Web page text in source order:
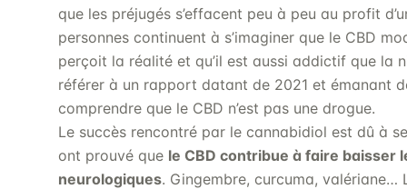
que les préjugés s’effacent peu à peu au profit
personnes continuent à s’imaginer que le CBD
perçoit la réalité et qu’il est aussi addictif que la
référer à un rapport datant de 2021 et émanant
comprendre que le CBD n’est pas une drogue.
Le succès rencontré par le cannabidiol est dû à
ont prouvé que le CBD contribue à faire baisser
neurologiques. Gingembre, curcuma,